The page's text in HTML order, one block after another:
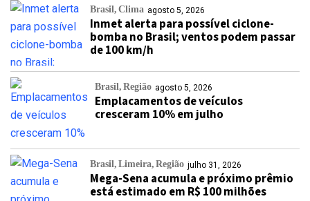
Brasil Clima agosto 5, 2026
Inmet alerta para possível ciclone-
bomba no Brasil; ventos podem passar
de 100 km/h
Brasil Região agosto 5, 2026
Emplacamentos de veículos
cresceram 10% em julho
Brasil Limeira Região julho 31, 2026
Mega-Sena acumula e próximo prêmio
está estimado em R$ 100 milhões